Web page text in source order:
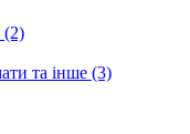
(2)
та інше (3)